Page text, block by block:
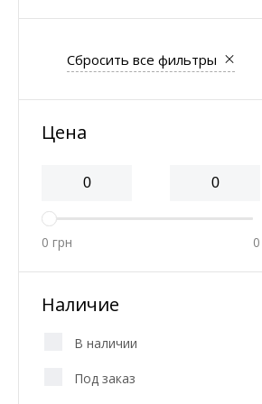
Сбросить все фильтры
Цена
0 грн 0
Наличие
В наличии
Под заказ